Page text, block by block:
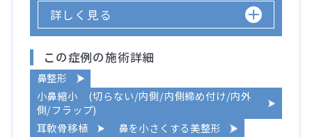
詳しく見る
この症例の施術詳細
鼻整形
小鼻縮小 (切らない/内側/内側締め付け/内外
側/フラップ)
耳軟骨移植
鼻を小さくする美整形